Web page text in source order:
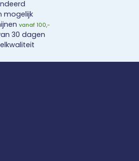
mogelijk
vanaf 100,-
30 dagen